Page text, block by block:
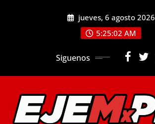
jueves, 6 agosto 2026
5:25:04 AM
Siguenos